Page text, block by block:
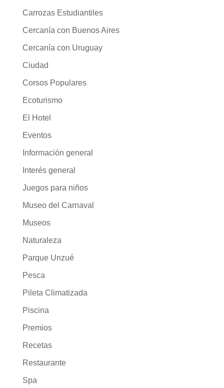
Carrozas Estudiantiles
Cercanía con Buenos Aires
Cercanía con Uruguay
Ciudad
Corsos Populares
Ecoturismo
El Hotel
Eventos
Información general
Interés general
Juegos para niños
Museo del Carnaval
Museos
Naturaleza
Parque Unzué
Pesca
Pileta Climatizada
Piscina
Premios
Recetas
Restaurante
Spa